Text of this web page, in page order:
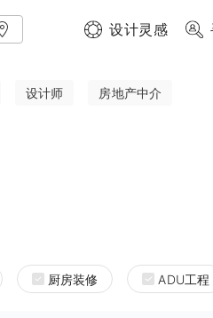
设计灵感
设计师 房地产中介
厨房装修 ADU工程